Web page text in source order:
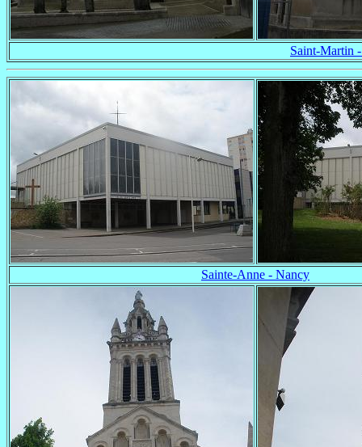
Saint-Martin
Sainte-Anne - Nancy